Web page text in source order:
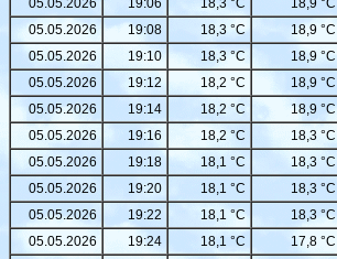
05.05.2026
19:06 18,3 °C 18,9 °C
05.05.2026
19:08 18,3 °C 18,9 °C
05.05.2026
19:10 18,3 °C 18,9 °C
05.05.2026
19:12 18,2 °C 18,9 °C
05.05.2026
19:14 18,2 °C 18,9 °C
05.05.2026
19:16 18,2 °C 18,3 °C
05.05.2026
19:18 18,1 °C 18,3 °C
05.05.2026
19:20 18,1 °C 18,3 °C
05.05.2026
19:22 18,1 °C 18,3 °C
05.05.2026
19:24 18,1 °C 17,8 °C